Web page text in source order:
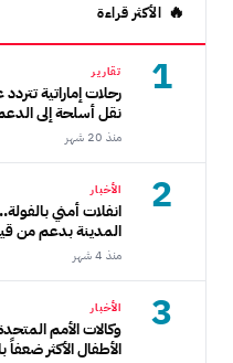
الأكثر قراءة
1 تقارير
رحلات إماراتية
نقل أسلحة إلى
منذ 20 شهر
2 الأخبار
انفلات أمني
المدينة بدعم من
منذ 4 شهر
3 الأخبار
وكالات الأمم
الأطفال الأكثر ضعفاً